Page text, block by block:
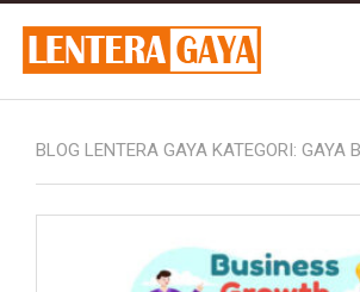
BLOG LENTERA GAYA KATEGORI: GAYA